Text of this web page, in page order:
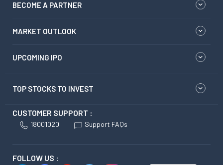
BECOME A PARTNER
MARKET OUTLOOK
UPCOMING IPO
TOP STOCKS TO INVEST
CUSTOMER SUPPORT :
18001020 Support FAQs
FOLLOW US :